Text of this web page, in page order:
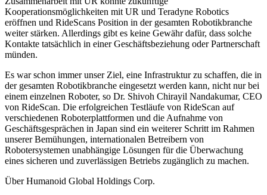
Kooperationsmöglichkeiten mit UR und Teradyne Robotics
eröffnen und RideScans Position in der gesamten Robotikbranche
weiter stärken. Allerdings gibt es keine Gewähr dafür, dass solche
Kontakte tatsächlich in einer Geschäftsbeziehung oder Partnerschaft
münden.
Es war schon immer unser Ziel, eine Infrastruktur zu schaffen, die in
der gesamten Robotikbranche eingesetzt werden kann, nicht nur bei
einem einzelnen Roboter, so Dr. Shivoh Chirayil Nandakumar, CEO
von RideScan. Die erfolgreichen Testläufe von RideScan auf
verschiedenen Roboterplattformen und die Aufnahme von
Geschäftsgesprächen in Japan sind ein weiterer Schritt im Rahmen
unserer Bemühungen, internationalen Betreibern von
Robotersystemen unabhängige Lösungen für die Überwachung
eines sicheren und zuverlässigen Betriebs zugänglich zu machen.
Über Humanoid Global Holdings Corp.